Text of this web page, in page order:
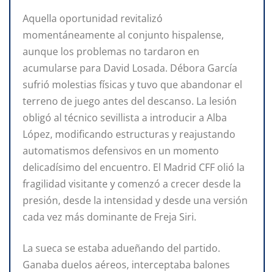
Aquella oportunidad revitalizó
momentáneamente al conjunto hispalense,
aunque los problemas no tardaron en
acumularse para David Losada. Débora García
sufrió molestias físicas y tuvo que abandonar el
terreno de juego antes del descanso. La lesión
obligó al técnico sevillista a introducir a Alba
López, modificando estructuras y reajustando
automatismos defensivos en un momento
delicadísimo del encuentro. El Madrid CFF olió la
fragilidad visitante y comenzó a crecer desde la
presión, desde la intensidad y desde una versión
cada vez más dominante de Freja Siri.
La sueca se estaba adueñando del partido.
Ganaba duelos aéreos, interceptaba balones